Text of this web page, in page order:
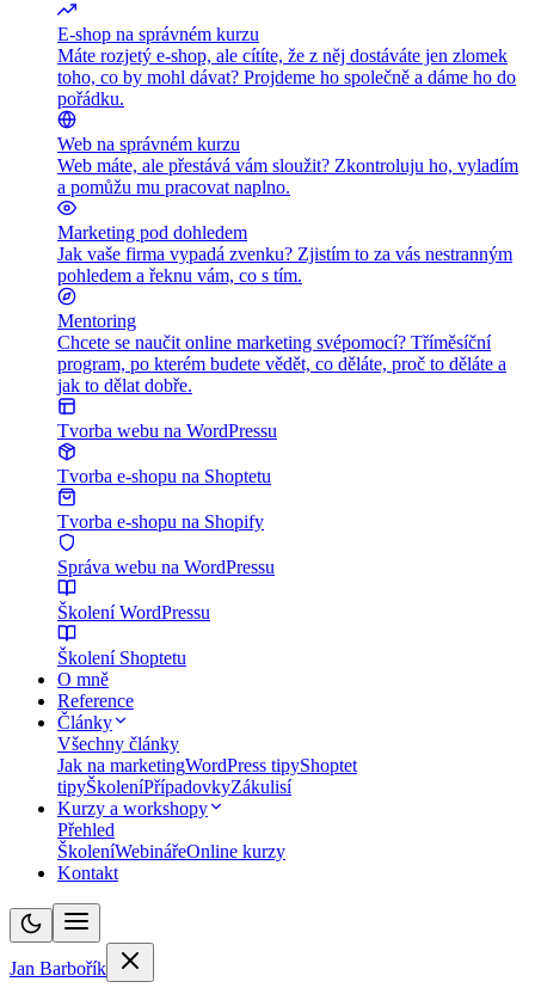
E-shop na správném kurzu
Máte rozjetý e-shop, ale cítíte, že z něj dostáváte jen zlomek
toho, co by mohl dávat? Projdeme ho společně a dáme ho do
pořádku.
Web na správném kurzu
Web máte, ale přestává vám sloužit? Zkontroluju ho, vyladím
a pomůžu mu pracovat naplno.
Marketing pod dohledem
Jak vaše firma vypadá zvenku? Zjistím to za vás nestranným
pohledem a řeknu vám, co s tím.
Mentoring
Chcete se naučit online marketing svépomocí? Tříměsíční
program, po kterém budete vědět, co děláte, proč to děláte a
jak to dělat dobře.
Tvorba webu na WordPressu
Tvorba e-shopu na Shoptetu
Tvorba e-shopu na Shopify
Správa webu na WordPressu
Školení WordPressu
Školení Shoptetu
O mně
Reference
Články
Všechny články
Jak na marketingWordPress tipyShoptet
tipyŠkoleníPřípadovkyZákulisí
Kurzy a workshopy
Přehled
ŠkoleníWebinářeOnline kurzy
Kontakt
Jan Barbořík